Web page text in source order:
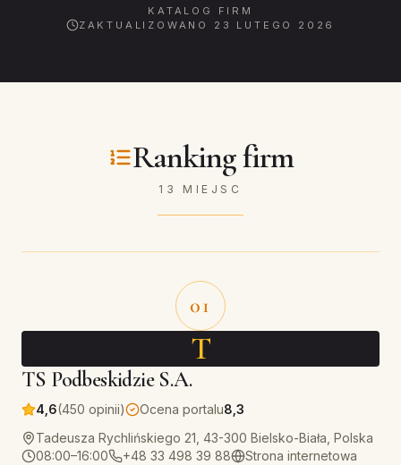
KATALOG FIRM
ZAKTUALIZOWANO
23 LUTEGO 2026
Ranking firm
13 MIEJSC
01
T
TS Podbeskidzie S.A.
4,6(450 opinii) Ocena portalu8,3
Tadeusza Rychlińskiego 21, 43-300 Bielsko-Biała, Polska
08:00–16:00
+48 33 498 39 88 Strona internetowa